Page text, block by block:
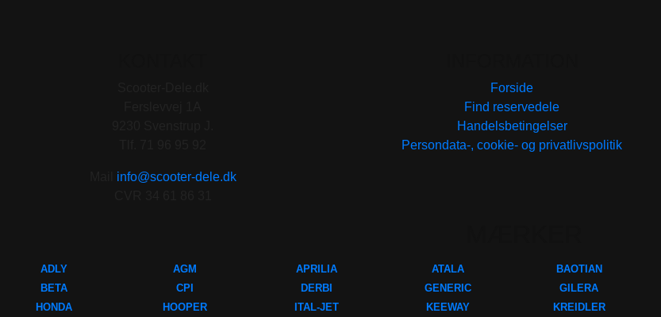
info@scooter-dele.dk
Forside
Find reservedele
Handelsbetingelser
Persondata-, cookie- og privatlivspolitik
ADLY
BETA
HONDA
AGM
CPI
HOOPER
APRILIA
DERBI
ITAL-JET
ATALA
GENERIC
KEEWAY
BAOTIAN
GILERA
KREIDLER